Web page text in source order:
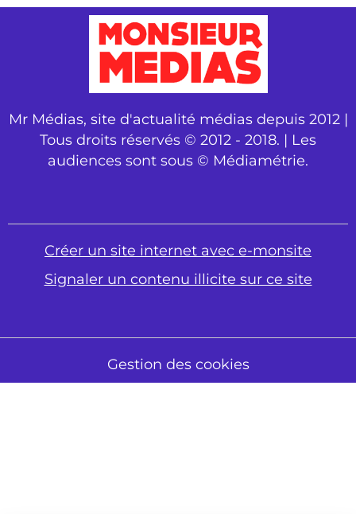
Mr Médias, site d'actualité médias depuis 2012 |
Tous droits réservés © 2012 - 2018. | Les
audiences sont sous © Médiamétrie.
Créer un site internet avec e-monsite
Signaler un contenu illicite sur ce site
Gestion des cookies